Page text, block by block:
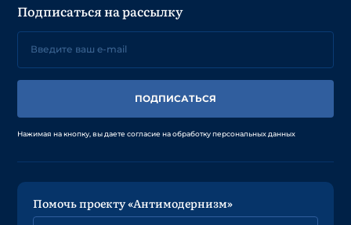
Подписаться на рассылку
ПОДПИСАТЬСЯ
Нажимая на кнопку, вы даете согласие на обработку персональных данных
Помочь проекту «Антимодернизм»